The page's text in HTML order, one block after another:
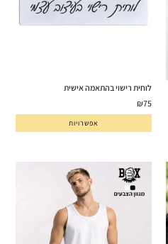
לוחית רישוי בהתאמה אישית
₪75
אפשרויות